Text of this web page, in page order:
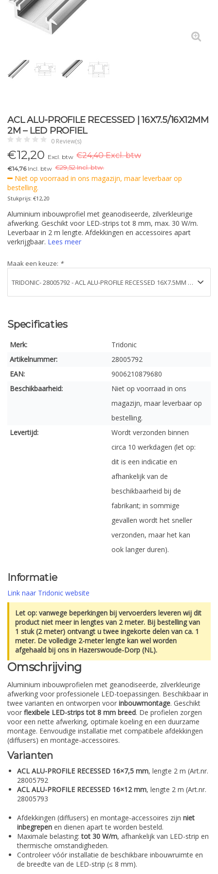
ACL ALU-PROFILE RECESSED | 16X7.5/16X12MM
2M – LED PROFIEL
0 Review(s)
€12,20 Excl. btw €24,40 Excl. btw
€14,76Incl. btw €29,52 Incl. btw.
Niet op voorraad in ons magazijn, maar leverbaar op
bestelling.
Stukprijs: €12,20
Aluminium inbouwprofiel met geanodiseerde, zilverkleurige
afwerking. Geschikt voor LED-strips tot 8 mm, max. 30 W/m.
Leverbaar in 2 m lengte. Afdekkingen en accessoires apart
verkrijgbaar. Lees meer
Maak een keuze: *
Specificaties
Merk:
Tridonic
Artikelnummer:
28005792
EAN:
9006210879680
Beschikbaarheid:
Niet op voorraad in ons
magazijn, maar leverbaar op
bestelling.
Levertijd:
Wordt verzonden binnen
circa 10 werkdagen (let op:
dit is een indicatie en
afhankelijk van de
beschikbaarheid bij de
fabrikant; in sommige
gevallen wordt het sneller
verzonden, maar het kan
ook langer duren).
Informatie
Link naar Tridonic website
Let op: vanwege beperkingen bij vervoerders leveren wij dit
product niet meer in lengtes van 2 meter. Bij bestelling van
1 stuk (2 meter) ontvangt u twee ingekorte delen van ca. 1
meter. De volledige 2-meter lengte kan wel worden
afgehaald bij ons in Hazerswoude-Dorp (NL).
Omschrijving
Aluminium inbouwprofielen met geanodiseerde, zilverkleurige
afwerking voor professionele LED-toepassingen. Beschikbaar in
twee varianten en ontworpen voor inbouwmontage. Geschikt
voor flexibele LED-strips tot 8 mm breed. De profielen zorgen
voor een nette afwerking, optimale koeling en een duurzame
montage. Eenvoudige installatie met compatibele afdekkingen
(diffusers) en montage-accessoires.
Varianten
ACL ALU-PROFILE RECESSED 16×7,5 mm, lengte 2 m (Art.nr.
28005792
ACL ALU-PROFILE RECESSED 16×12 mm, lengte 2 m (Art.nr.
28005793
Afdekkingen (diffusers) en montage-accessoires zijn niet
inbegrepen en dienen apart te worden besteld.
Maximale belasting:tot 30 W/m, afhankelijk van LED-strip en
thermische omstandigheden.
Controleer vóór installatie de beschikbare inbouwruimte en
de breedte van de LED-strip (≤ 8 mm).